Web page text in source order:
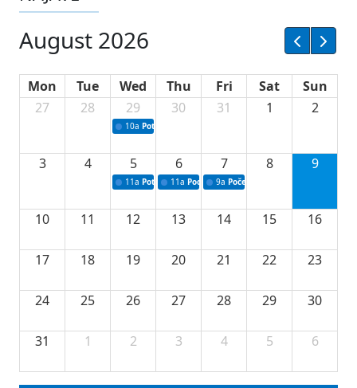
August 2026
Mon Tue Wed Thu Fri Sat
Sun
27
28 29
10a Potpisivanje ugovora sa neprofitnim
30 31 1 2
3 4 5
11a Potpisivanje ugovora o stipendijama za
6
11a Podrška razvoju vodne infrastrukture u
7
9a Početak izgradnje nove
8 9
10 11 12 13 14 15 16
17 18 19 20 21 22 23
24 25 26 27 28 29 30
31 1 2 3 4 5 6